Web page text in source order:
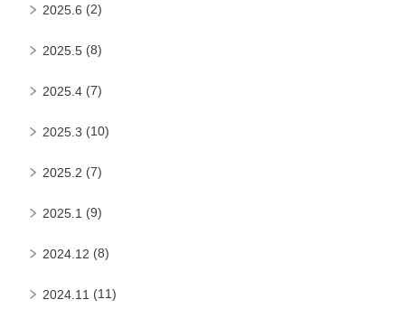
2025.6 (2)
2025.5 (8)
2025.4 (7)
2025.3 (10)
2025.2 (7)
2025.1 (9)
2024.12 (8)
2024.11 (11)